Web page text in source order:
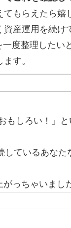
もらえたら嬉
産運用を続け
一度整理したい
す。
もしろい！」と
ているあなた
っちゃいまし